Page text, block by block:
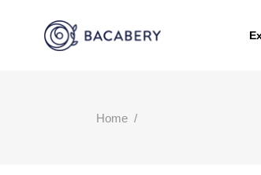
Home /